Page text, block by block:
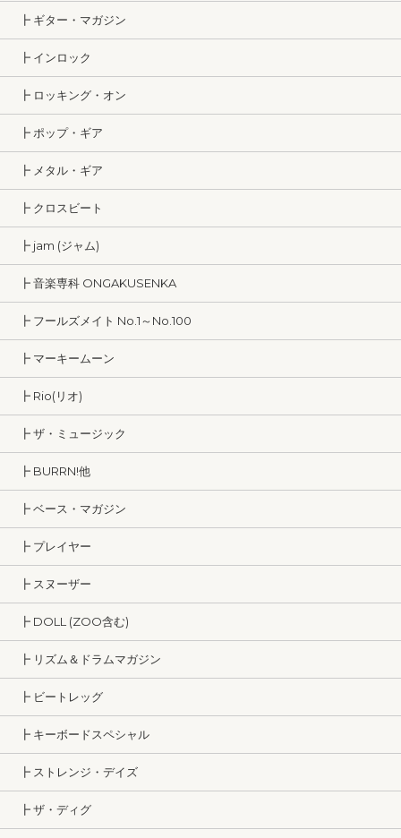
┣ ギター・マガジン
┣ インロック
┣ ロッキング・オン
┣ ポップ・ギア
┣ メタル・ギア
┣ クロスビート
┣ jam (ジャム)
┣ 音楽専科 ONGAKUSENKA
┣ フールズメイト No.1～No.100
┣ マーキームーン
┣ Rio(リオ)
┣ ザ・ミュージック
┣ BURRN!他
┣ ベース・マガジン
┣ プレイヤー
┣ スヌーザー
┣ DOLL (ZOO含む)
┣ リズム＆ドラムマガジン
┣ ビートレッグ
┣ キーボードスペシャル
┣ ストレンジ・デイズ
┣ ザ・ディグ